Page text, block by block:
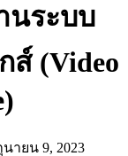
นระบบ
ส์ (Video
ายน 9, 2023